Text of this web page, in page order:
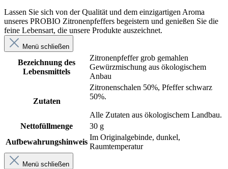
Lassen Sie sich von der Qualität und dem einzigartigen Aroma
unseres PROBIO Zitronenpfeffers begeistern und genießen Sie die
feine Lebensart, die unsere Produkte auszeichnet.
Menü schließen
Bezeichnung des
Lebensmittels
Zitronenpfeffer grob gemahlen
Gewürzmischung aus ökologischem
Anbau
Zutaten
Zitronenschalen 50%, Pfeffer schwarz
50%.
Alle Zutaten aus ökologischem Landbau.
Nettofüllmenge
30 g
Aufbewahrungshinweis
Im Originalgebinde, dunkel,
Raumtemperatur
Menü schließen